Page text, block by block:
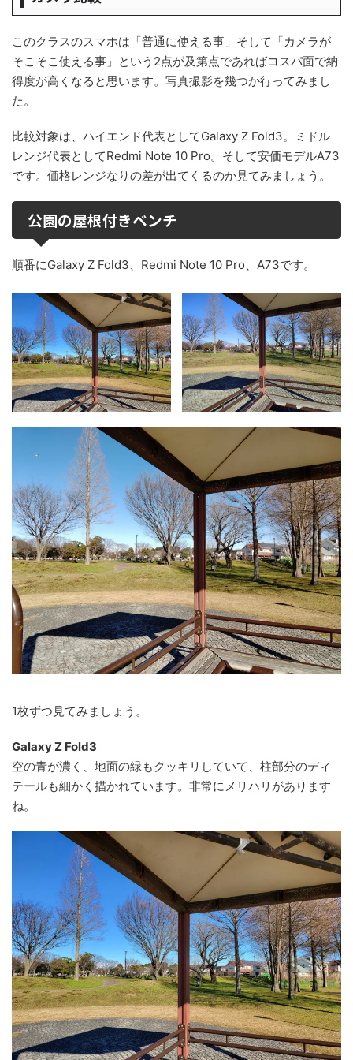
このクラスのスマホは「普通に使える事」そして「カメラが
そこそこ使える事」という2点が及第点であればコスパ面で納
得度が高くなると思います。写真撮影を幾つか行ってみまし
た。
比較対象は、ハイエンド代表としてGalaxy Z Fold3。ミドル
レンジ代表としてRedmi Note 10 Pro。そして安価モデルA73
です。価格レンジなりの差が出てくるのか見てみましょう。
公園の屋根付きベンチ
順番にGalaxy Z Fold3、Redmi Note 10 Pro、A73です。
1枚ずつ見てみましょう。
Galaxy Z Fold3
空の青が濃く、地面の緑もクッキリしていて、柱部分のディ
テールも細かく描かれています。非常にメリハリがあります
ね。